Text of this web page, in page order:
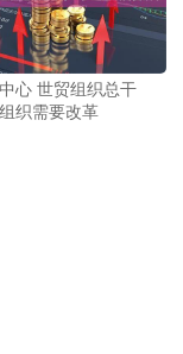
心 世贸组织总干
织需要改革